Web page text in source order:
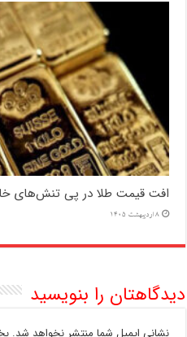
افت قیمت طلا در پی تنش‌های
8 اردیبهشت 1405
دیدگاهتان را بنویسید